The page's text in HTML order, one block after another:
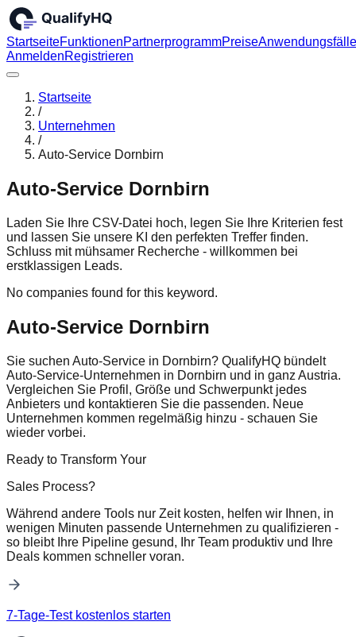
StartseiteFunktionenPartnerprogrammPreiseAnwendungsfälle
AnmeldenRegistrieren
Startseite
/
Unternehmen
/
Auto-Service Dornbirn
Auto-Service Dornbirn
Laden Sie Ihre CSV-Datei hoch, legen Sie Ihre Kriterien fest
und lassen Sie unsere KI den perfekten Treffer finden.
Schluss mit mühsamer Recherche - willkommen bei
erstklassigen Leads.
No companies found for this keyword.
Auto-Service Dornbirn
Sie suchen Auto-Service in Dornbirn? QualifyHQ bündelt
Auto-Service-Unternehmen in Dornbirn und in ganz Austria.
Vergleichen Sie Profil, Größe und Schwerpunkt jedes
Anbieters und kontaktieren Sie die passenden. Neue
Unternehmen kommen regelmäßig hinzu - schauen Sie
wieder vorbei.
Ready to Transform Your
Sales Process?
Während andere Tools nur Zeit kosten, helfen wir Ihnen, in
wenigen Minuten passende Unternehmen zu qualifizieren -
so bleibt Ihre Pipeline gesund, Ihr Team produktiv und Ihre
Deals kommen schneller voran.
7-Tage-Test kostenlos starten